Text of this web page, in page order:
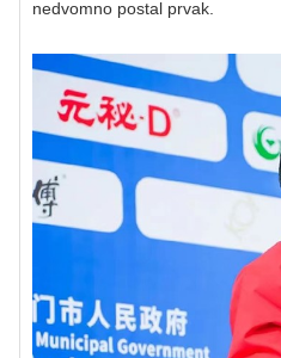
nedvomno postal prvak.